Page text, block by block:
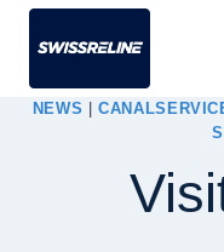
NEWS |